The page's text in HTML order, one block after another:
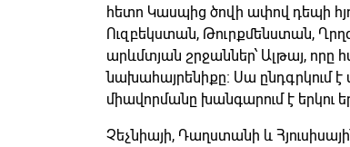
հետո Կասպից ծովի ափով դեպի
Ուզբեկստան, Թուրքմենստան,
արևմտյան շրջաններ՝ Ալթայ, որը
նախահայրենիքը։ Սա ընդգրկում
միավորմանը խանգարում է երկու
Չեչնիայի, Դաղստանի և